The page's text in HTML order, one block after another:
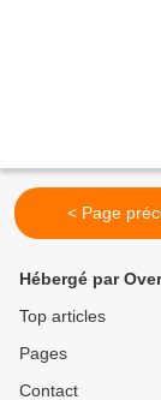
< Page
Hébergé par
Top articles
Pages
Contact